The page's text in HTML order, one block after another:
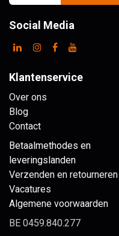
Social Media
Klantenservice
Over ons
Blog
Contact
Betaalmethodes en
leveringslanden
Verzenden en retourneren
Vacatures
Algemene voorwaarden
BE 0459.840.277